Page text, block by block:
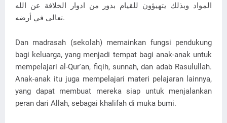
المواد وبذلك يتهيؤون للقيام بدور من ادوار الخلافة عن الله
تعالى في أرضه.
Dan madrasah (sekolah) memainkan fungsi pendukung
bagi keluarga, yang menjadi tempat bagi anak-anak untuk
mempelajari al-Qur'an, fiqih, sunnah, dan adab Rasulullah.
Anak-anak itu juga mempelajari materi pelajaran lainnya,
yang dapat membuat mereka siap untuk menjalankan
peran dari Allah, sebagai khalifah di muka bumi.